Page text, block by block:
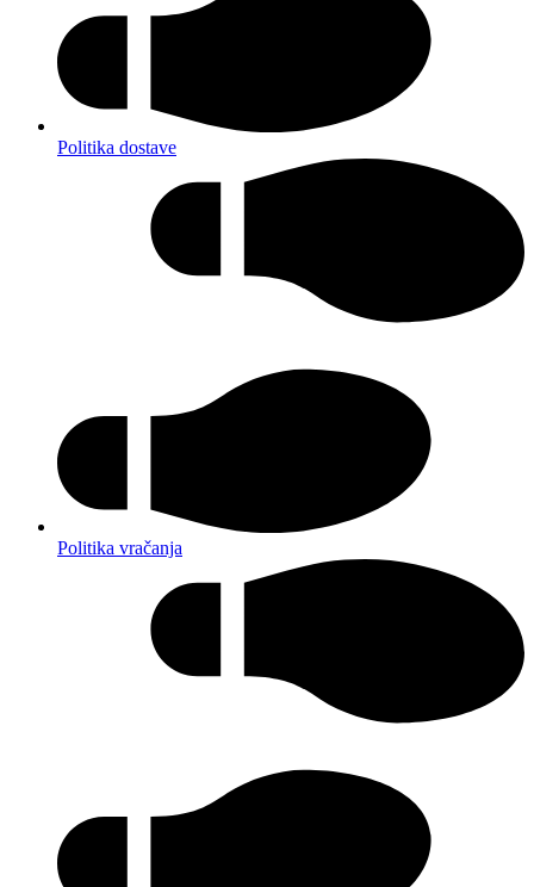
Politika dostave
Politika vračanja